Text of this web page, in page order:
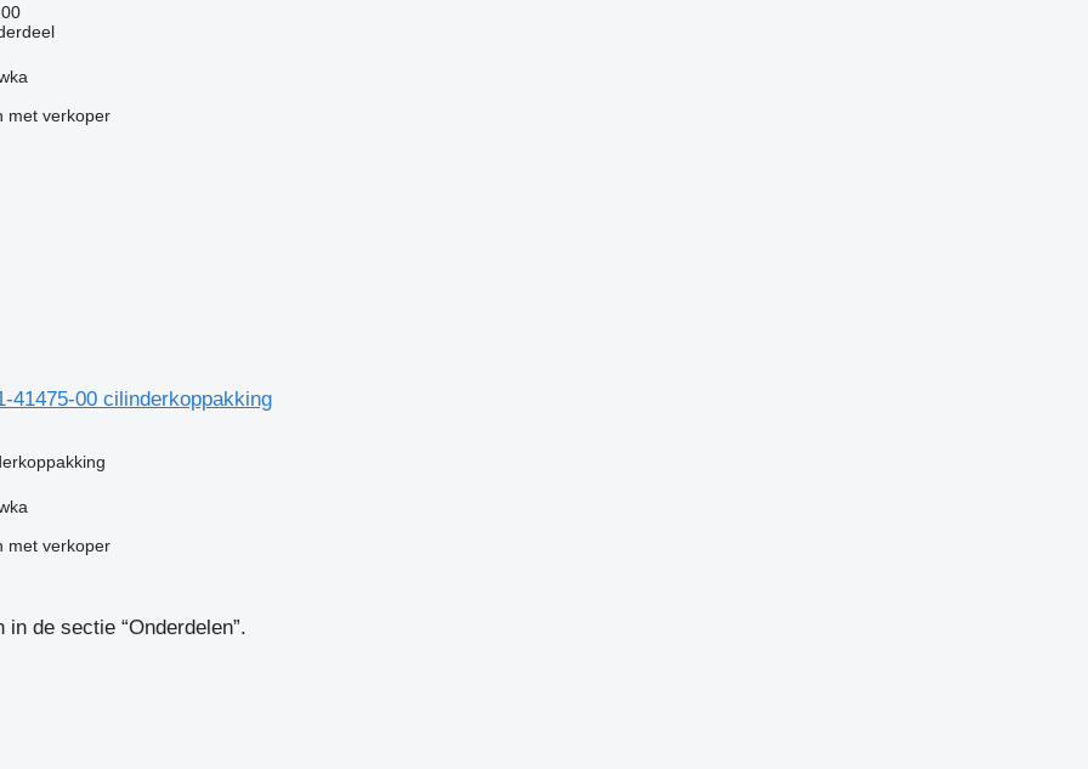
met verkoper
41475-00 cilinderkoppakking
met verkoper
in de sectie “Onderdelen”.